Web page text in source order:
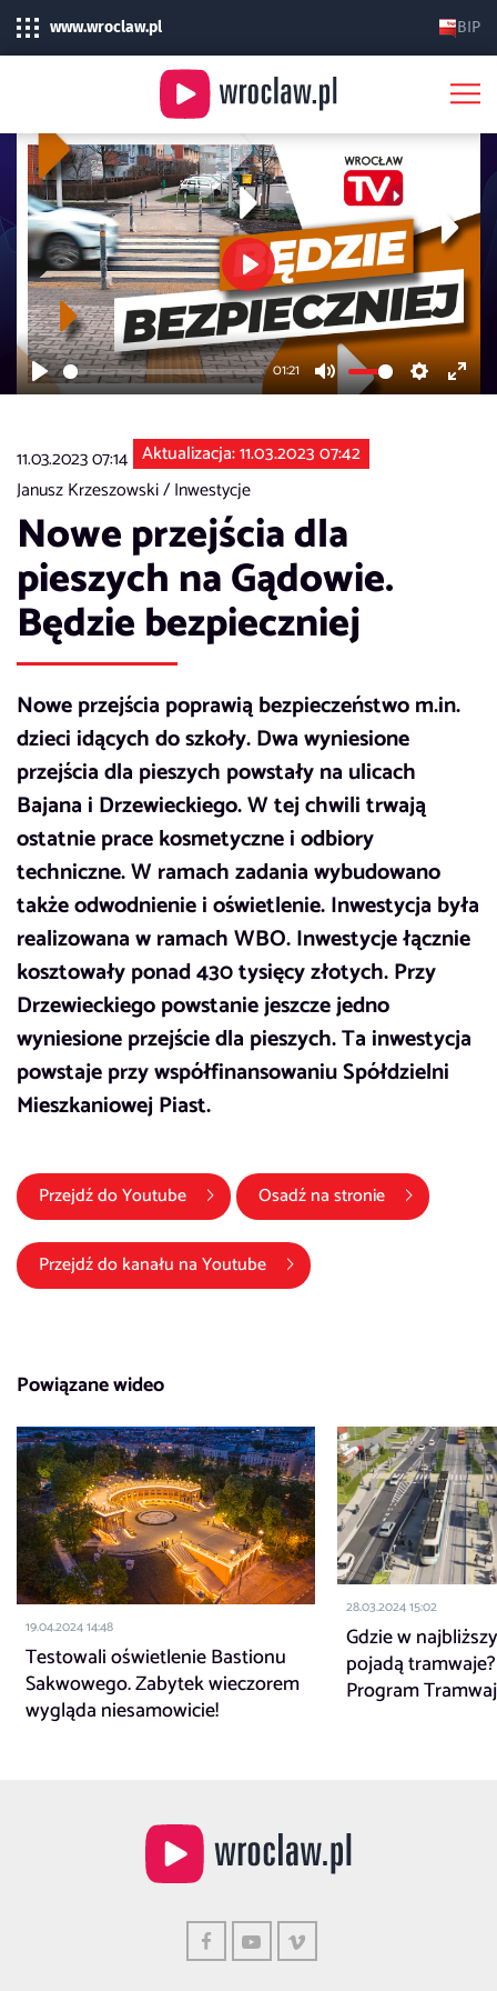
www.wroclaw.pl BIP
Play
01:21
Mute SettingsEnter
Play
11.03.2023 07:14 Aktualizacja: 11.03.2023 07:42
Janusz Krzeszowski /Inwestycje
Nowe przejścia dla
pieszych na Gądowie.
Będzie bezpieczniej
Nowe przejścia poprawią bezpieczeństwo m.in.
dzieci idących do szkoły. Dwa wyniesione
przejścia dla pieszych powstały na ulicach
Bajana i Drzewieckiego. W tej chwili trwają
ostatnie prace kosmetyczne i odbiory
techniczne. W ramach zadania wybudowano
także odwodnienie i oświetlenie. Inwestycja była
realizowana w ramach WBO. Inwestycje łącznie
kosztowały ponad 430 tysięcy złotych. Przy
Drzewieckiego powstanie jeszcze jedno
wyniesione przejście dla pieszych. Ta inwestycja
powstaje przy współfinansowaniu Spółdzielni
Mieszkaniowej Piast.
Przejdź doYoutube(link otwiera się w nowym oknie)
Osadź na stronie
Przejdź do kanału naYoutube(link otwiera się w nowym
Powiązane wideo
19.04.2024 14:48
Testowali oświetlenie Bastionu
Sakwowego. Zabytek wieczorem
wygląda niesamowicie!
28.03.2024 15:02
Gdzie w
pojadą
Program